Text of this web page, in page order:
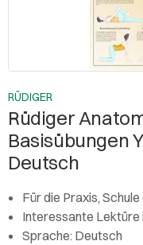
RÜDIGER
Rüdiger
Basisübungen
Deutsch
Für die Praxis,
Interessante Lektüre
Sprache: Deutsch